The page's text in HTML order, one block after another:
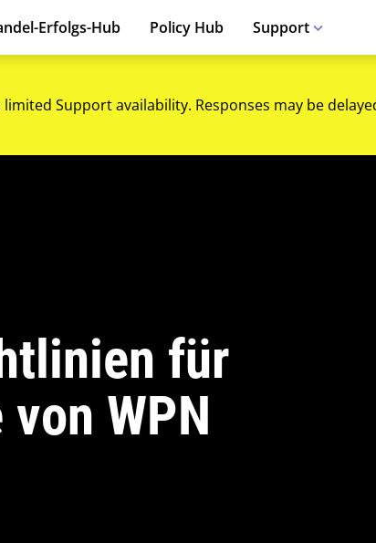
Erfolgs-Hub Policy Hub Support
Support availability. Responses may be
für
WPN